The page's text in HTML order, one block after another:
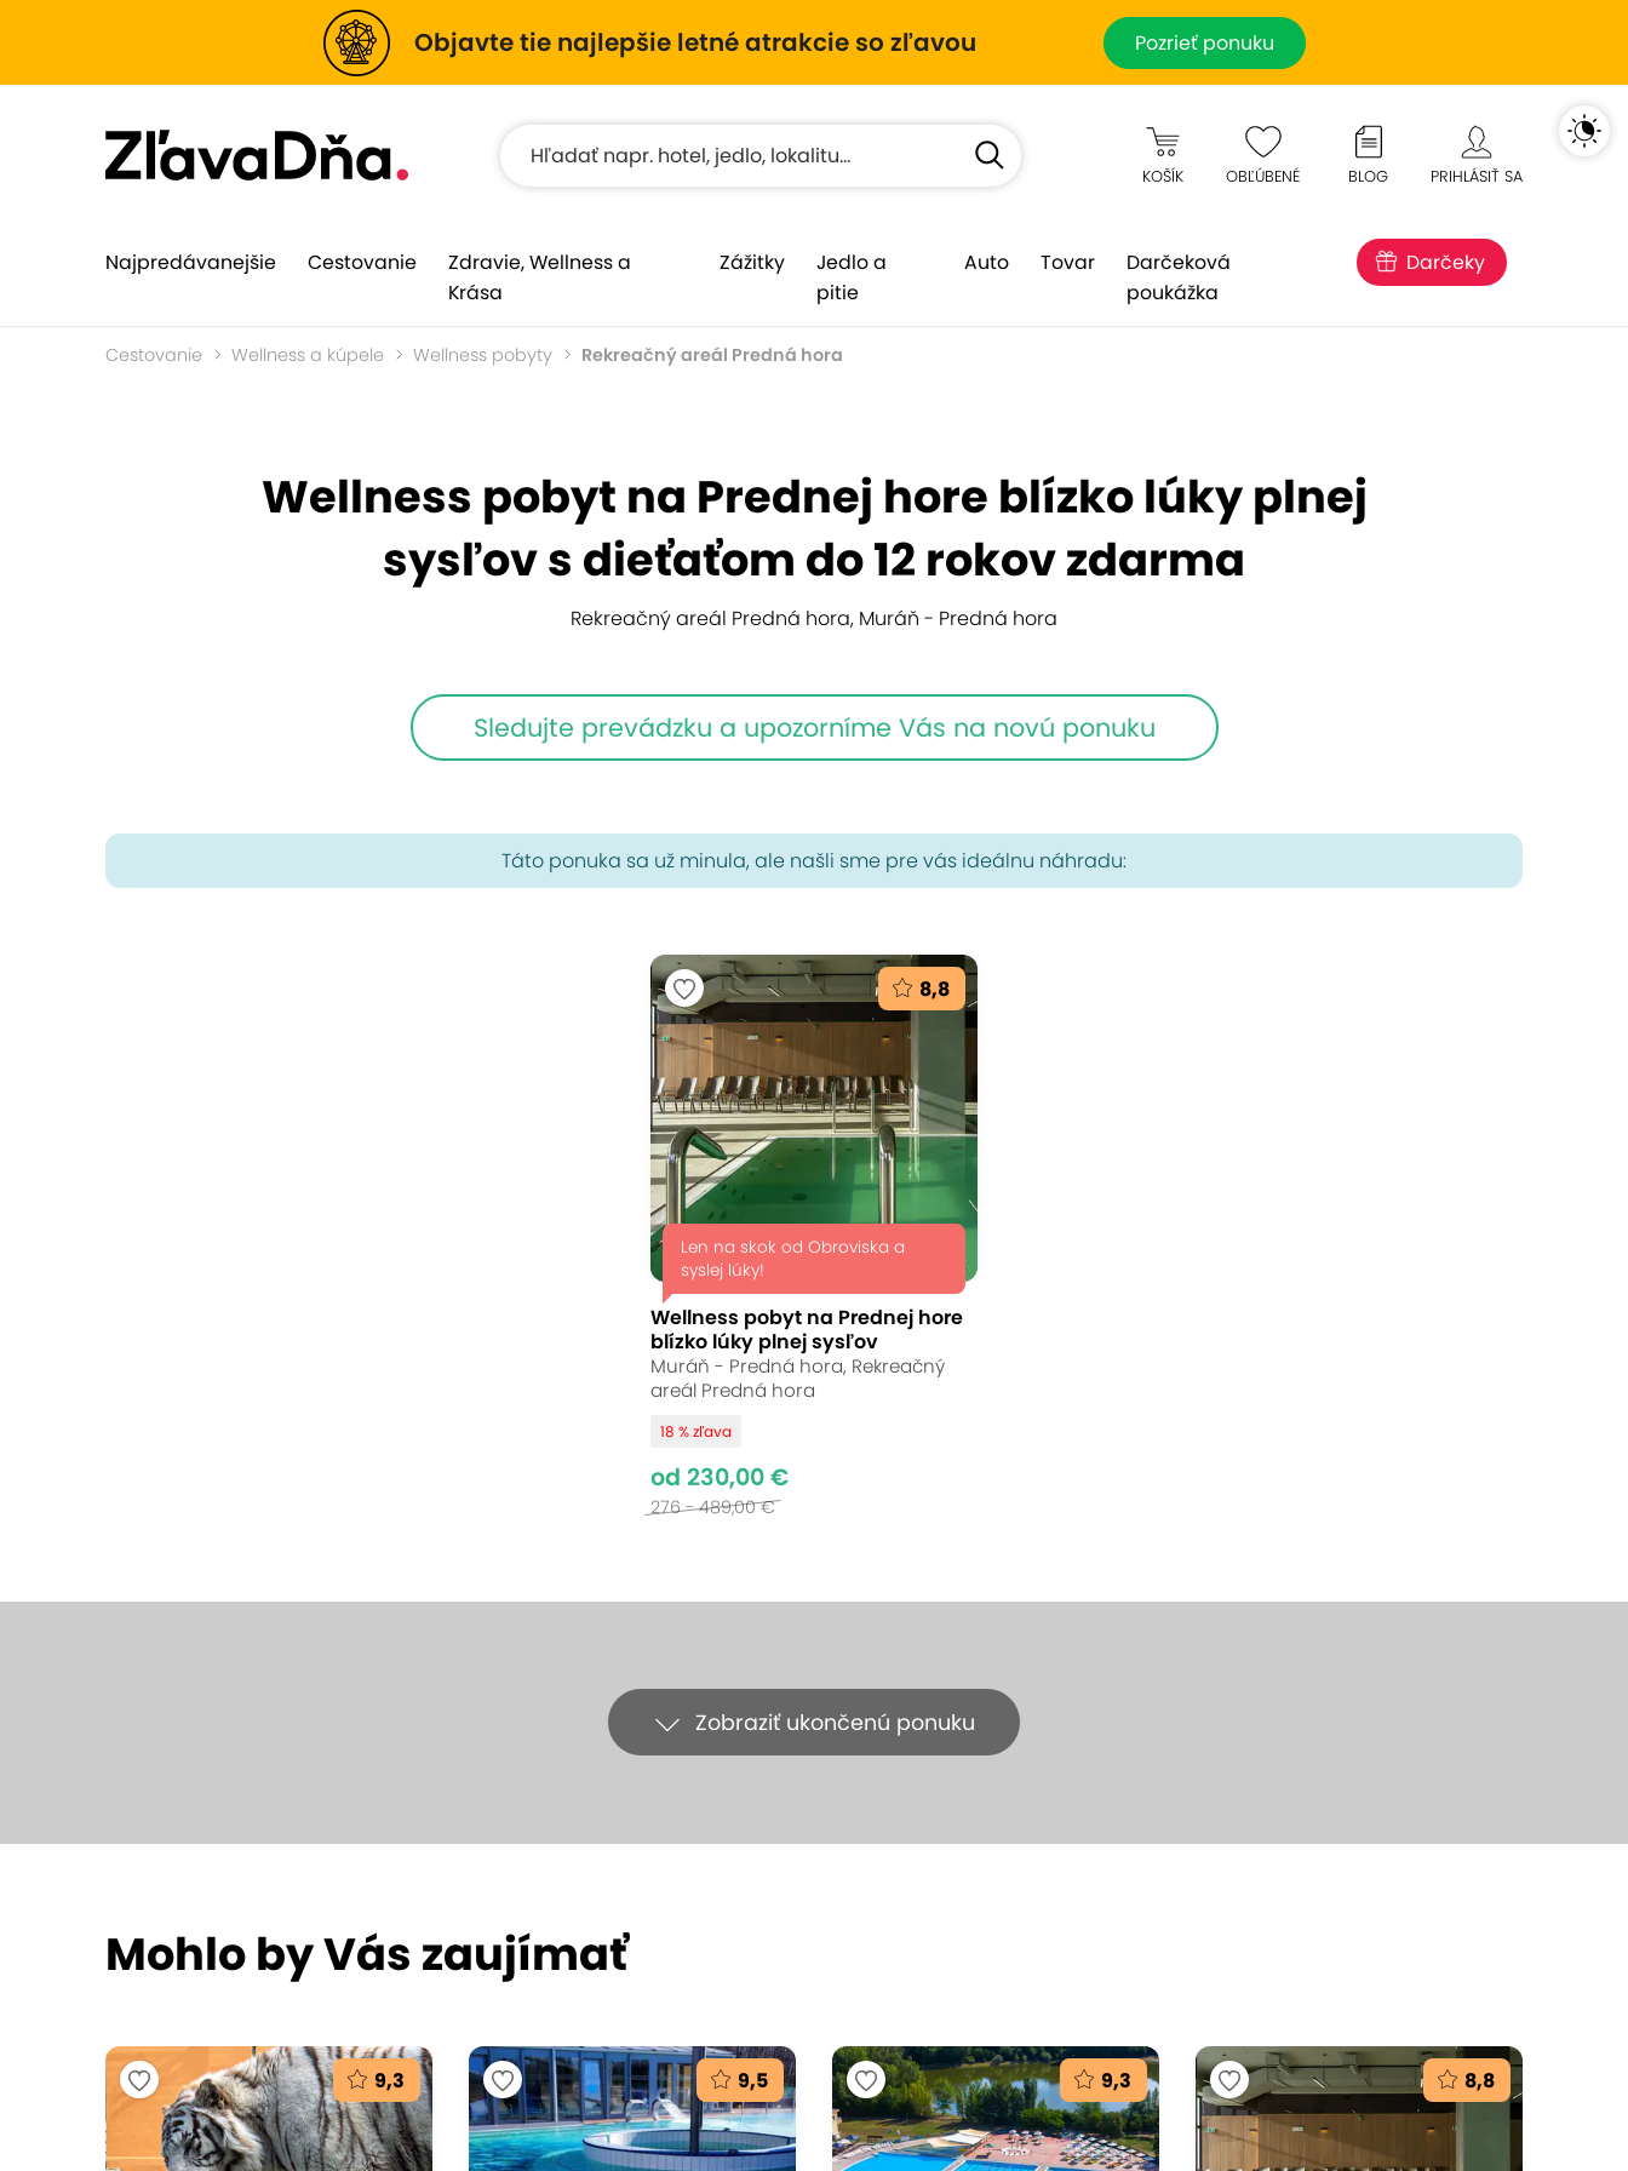
Objavte tie najlepšie letné atrakcie so zľavou Pozrieť ponuku
KOŠÍK OBĽÚBENÉ BLOG PRIHLÁSIŤ SA
Najpredávanejšie Cestovanie
Zdravie, Wellness a
Krása
Zážitky
Jedlo a
pitie
Auto Tovar
Darčeková
poukážka
Darčeky
Cestovanie Wellness a kúpele Wellness pobyty Rekreačný areál Predná hora
Wellness pobyt na Prednej hore blízko lúky plnej
sysľov s dieťaťom do 12 rokov zdarma
Rekreačný areál Predná hora, Muráň - Predná hora
Sledujte prevádzku a upozorníme Vás na novú ponuku
Táto ponuka sa už minula, ale našli sme pre vás ideálnu náhradu:
8,8
Len na skok od Obroviska a
syslej lúky!
Wellness pobyt na Prednej hore
blízko lúky plnej sysľov
Muráň - Predná hora, Rekreačný
areál Predná hora
18 % zľava
od 230,00 €
276 - 489,00 €
Zobraziť ukončenú ponuku
Mohlo by Vás zaujímať
9,3 9,5 9,3 8,8